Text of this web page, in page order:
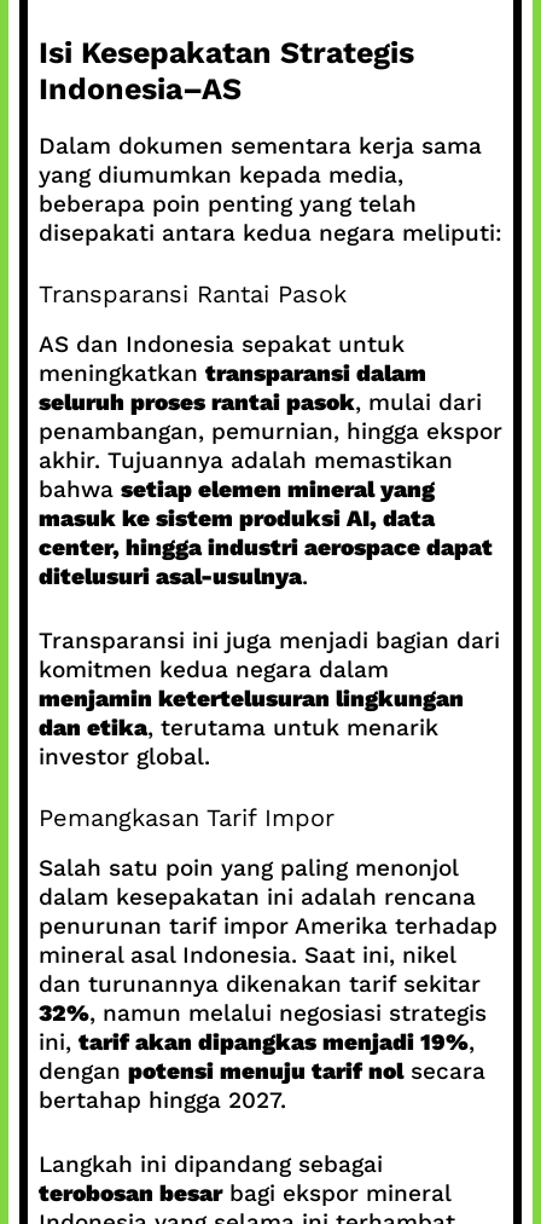
Isi Kesepakatan Strategis
Indonesia–AS
Dalam dokumen sementara kerja sama
yang diumumkan kepada media,
beberapa poin penting yang telah
disepakati antara kedua negara meliputi:
Transparansi Rantai Pasok
AS dan Indonesia sepakat untuk
meningkatkan transparansi dalam
seluruh proses rantai pasok, mulai dari
penambangan, pemurnian, hingga ekspor
akhir. Tujuannya adalah memastikan
bahwa setiap elemen mineral yang
masuk ke sistem produksi AI, data
center, hingga industri aerospace dapat
ditelusuri asal-usulnya.
Transparansi ini juga menjadi bagian dari
komitmen kedua negara dalam
menjamin ketertelusuran lingkungan
dan etika, terutama untuk menarik
investor global.
Pemangkasan Tarif Impor
Salah satu poin yang paling menonjol
dalam kesepakatan ini adalah rencana
penurunan tarif impor Amerika terhadap
mineral asal Indonesia. Saat ini, nikel
dan turunannya dikenakan tarif sekitar
32%, namun melalui negosiasi strategis
ini, tarif akan dipangkas menjadi 19%,
dengan potensi menuju tarif nolsecara
bertahap hingga 2027.
Langkah ini dipandang sebagai
terobosan besarbagi ekspor mineral